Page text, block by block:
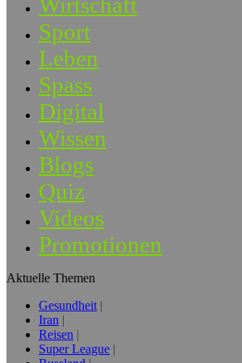
Sport
Leben
Spass
Digital
Wissen
Blogs
Quiz
Videos
Promotionen
Aktuelle Themen
Gesundheit
Iran
Reisen
Super League